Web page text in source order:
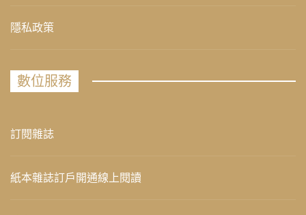
隱私政策
數位服務
訂閱雜誌
紙本雜誌訂戶開通線上閱讀